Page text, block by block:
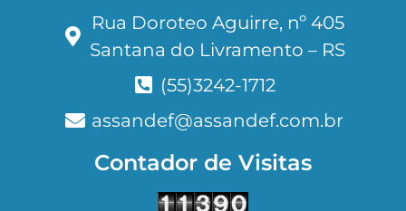
Rua Doroteo Aguirre, nº 405
Santana do Livramento – RS
(55)3242-1712
assandef@assandef.com.br
Contador de Visitas